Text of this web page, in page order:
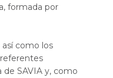
formada por
como los
SAVIA y, como